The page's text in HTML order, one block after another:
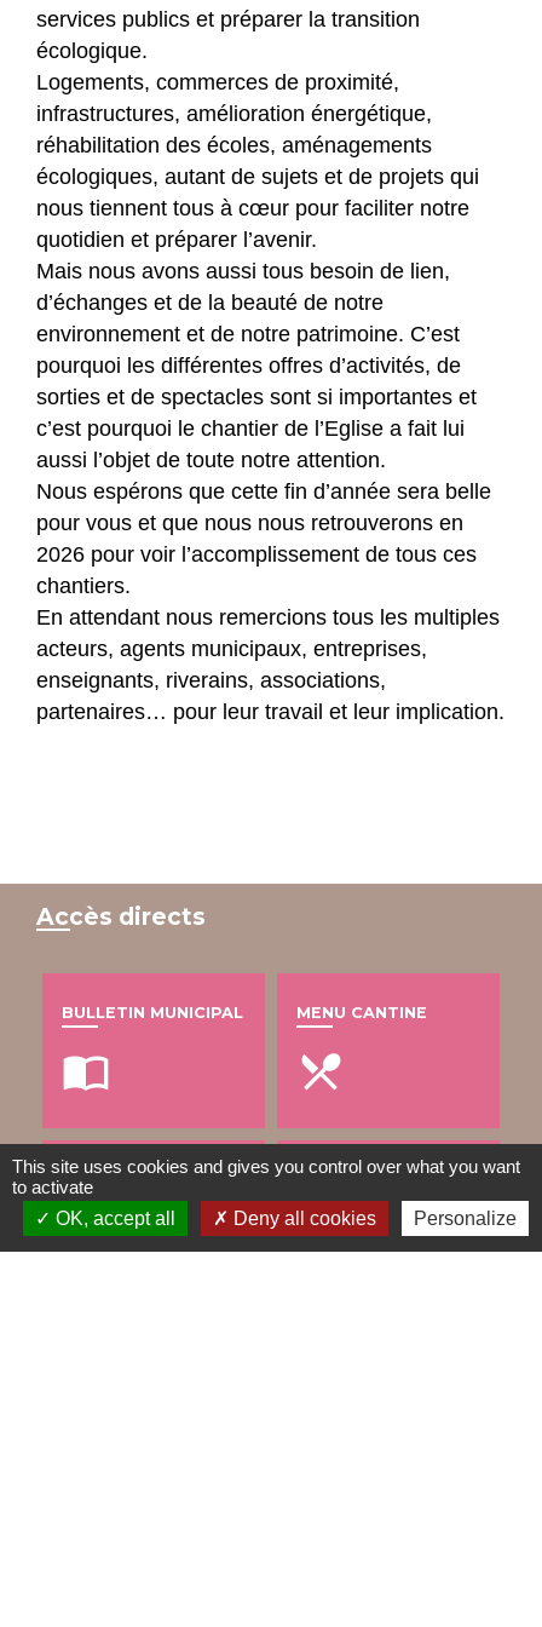
services publics et préparer la transition
écologique.
Logements, commerces de proximité,
infrastructures, amélioration énergétique,
réhabilitation des écoles, aménagements
écologiques, autant de sujets et de projets qui
nous tiennent tous à cœur pour faciliter notre
quotidien et préparer l’avenir.
Mais nous avons aussi tous besoin de lien,
d’échanges et de la beauté de notre
environnement et de notre patrimoine. C’est
pourquoi les différentes offres d’activités, de
sorties et de spectacles sont si importantes et
c’est pourquoi le chantier de l’Eglise a fait lui
aussi l’objet de toute notre attention.
Nous espérons que cette fin d’année sera belle
pour vous et que nous nous retrouverons en
2026 pour voir l’accomplissement de tous ces
chantiers.
En attendant nous remercions tous les multiples
acteurs, agents municipaux, entreprises,
enseignants, riverains, associations,
partenaires… pour leur travail et leur implication.
Accès directs
BULLETIN MUNICIPAL
import_contacts
MENU CANTINE
local_dining
TRAVAUX EN COURS
build account_balance
This site uses cookies and gives you control over what you want
to activate
OK, accept all
Deny all cookies Personalize